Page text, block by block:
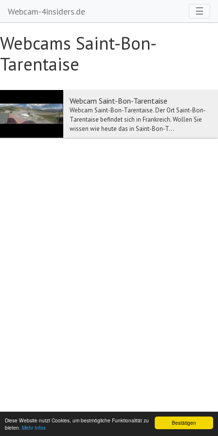
Bestätigen
Diese Website nutzt Cookies, um bestmögliche Funktionalität zu
bieten. Mehr Infos
Webcam-4insiders.de ☰
Webcams Saint-Bon-
Tarentaise
Webcam Saint-Bon-Tarentaise
Webcam Saint-Bon-Tarentaise. Der Ort Saint-Bon-
Tarentaise befindet sich in Frankreich. Wollen Sie
wissen wie heute das in Saint-Bon-T...